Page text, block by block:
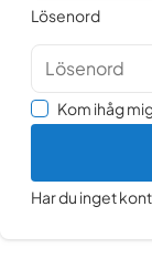
Lösenord
Lösenord
Kom ihåg
Har du inget